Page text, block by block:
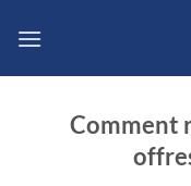
Comment